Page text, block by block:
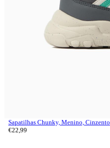
Sapatilhas Chunky, Menino, Cinzento
€22, 99